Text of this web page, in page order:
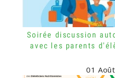
Soirée discussion
avec les parents
01